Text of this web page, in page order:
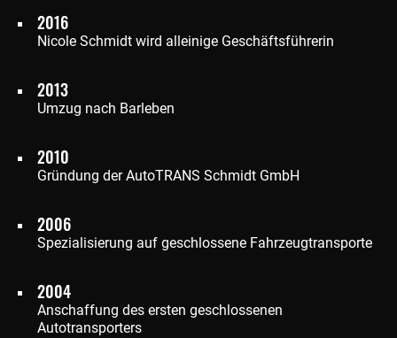
2016
Nicole Schmidt wird alleinige Geschäftsführerin
2013
Umzug nach Barleben
2010
Gründung der AutoTRANS Schmidt GmbH
2006
Spezialisierung auf geschlossene Fahrzeugtransporte
2004
Anschaffung des ersten geschlossenen
Autotransporters